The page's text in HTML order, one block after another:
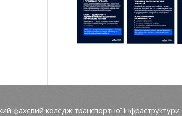
фаховий коледж транспортної